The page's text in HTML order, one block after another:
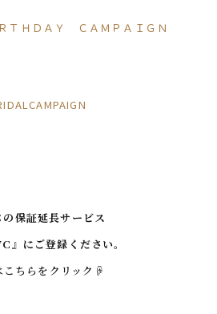
ＴＨＤＡＹ ＣＡＭＰＡＩＧＮ
の保証延長サービス
』にご登録ください。
こちらをクリック☟